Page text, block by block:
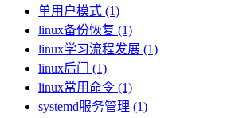
单用户模式 (1)
linux备份恢复 (1)
linux学习流程发展 (1)
linux后门 (1)
linux常用命令 (1)
systemd服务管理 (1)